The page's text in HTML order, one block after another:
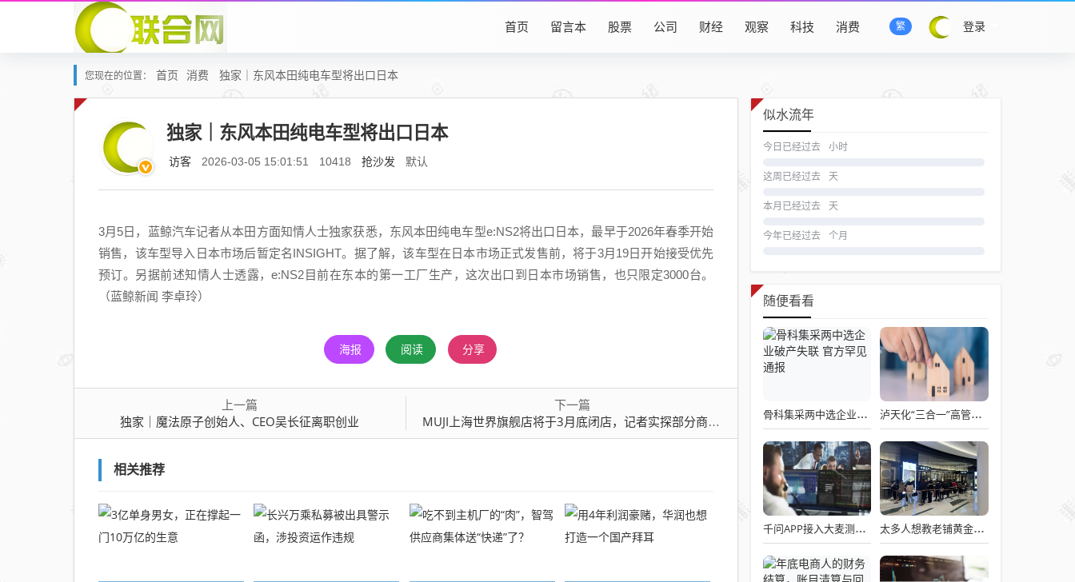
登录
繁
首页 留言本 股票 公司 财经 观察 科技 消费
您现在的位置： 首页 消费 独家｜东风本田纯电车型将出口日本
独家｜东风本田纯电车型将出口日本
访客 2026-03-05 15:01:51 10418 抢沙发 默认
3月5日，蓝鲸汽车记者从本田方面知情人士独家获悉，东风本田纯电车型e:NS2将出口日本，最早于2026年春季开始
销售，该车型导入日本市场后暂定名INSIGHT。据了解，该车型在日本市场正式发售前，将于3月19日开始接受优先
预订。另据前述知情人士透露，e:NS2目前在东本的第一工厂生产，这次出口到日本市场销售，也只限定3000台。
（蓝鲸新闻 李卓玲）
海报 阅读 分享
上一篇
独家｜魔法原子创始人、CEO吴长征离职创业
下一篇
MUJI上海世界旗舰店将于3月底闭店，记者实探部分商品八折，品牌方回应：常态化调整，新店筹备中
相关推荐
似水流年
今日已经过去 小时
这周已经过去 天
本月已经过去 天
今年已经过去 个月
随便看看
骨科集采两中选企业破产失联 官方罕见通报 泸天化“三合一”高管王斌辞职：高管变动叠加财务、业绩双重压力，公司进入阶段性调整期
千问APP接入大麦测试“一句话买电影票” 太多人想教老铺黄金怎么做生意了